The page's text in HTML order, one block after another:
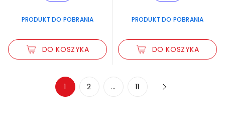
PRODUKT DO POBRANIA
DO KOSZYKA
PRODUKT DO POBRANIA
DO KOSZYKA
1 2 ... 11
Zmniejsz rozmiar czcionki